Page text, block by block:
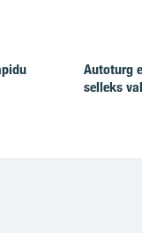
Autoturg
selleks